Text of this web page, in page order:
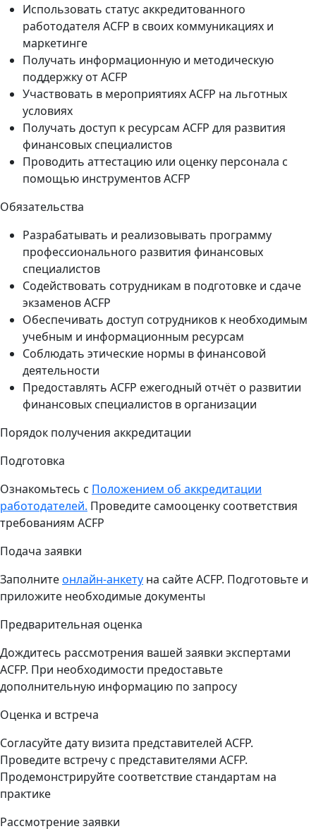
Использовать статус аккредитованного
работодателя ACFP в своих коммуникациях и
маркетинге
Получать информационную и методическую
поддержку от ACFP
Участвовать в мероприятиях ACFP на льготных
условиях
Получать доступ к ресурсам ACFP для развития
финансовых специалистов
Проводить аттестацию или оценку персонала с
помощью инструментов ACFP
Обязательства
Разрабатывать и реализовывать программу
профессионального развития финансовых
специалистов
Содействовать сотрудникам в подготовке и сдаче
экзаменов ACFP
Обеспечивать доступ сотрудников к необходимым
учебным и информационным ресурсам
Соблюдать этические нормы в финансовой
деятельности
Предоставлять ACFP ежегодный отчёт о развитии
финансовых специалистов в организации
Порядок получения аккредитации
Подготовка
Ознакомьтесь с Положением об аккредитации
работодателей. Проведите самооценку соответствия
требованиям ACFP
Подача заявки
Заполнитеонлайн-анкету на сайте ACFP. Подготовьте и
приложите необходимые документы
Предварительная оценка
Дождитесь рассмотрения вашей заявки экспертами
ACFP. При необходимости предоставьте
дополнительную информацию по запросу
Оценка и встреча
Согласуйте дату визита представителей ACFP.
Проведите встречу с представителями ACFP.
Продемонстрируйте соответствие стандартам на
практике
Рассмотрение заявки